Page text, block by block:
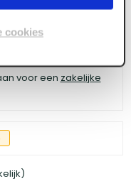
cookies
voor een zakelijke